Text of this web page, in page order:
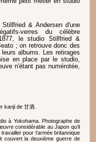
& Andersen d'une
verres du célèbre
le studio Stillfried &
; on retrouve donc des
albums. Les retirages
en place par le studio,
n'étant pas numérotée,
kanji de 甘酒.
à Yokohama. Photographe de
considérable au Japon qu’il
pour l’armée britannique
couvert la deuxième guerre de